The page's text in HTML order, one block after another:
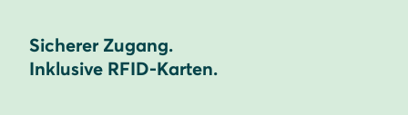
Sicherer Zugang.
Inklusive RFID-Karten.